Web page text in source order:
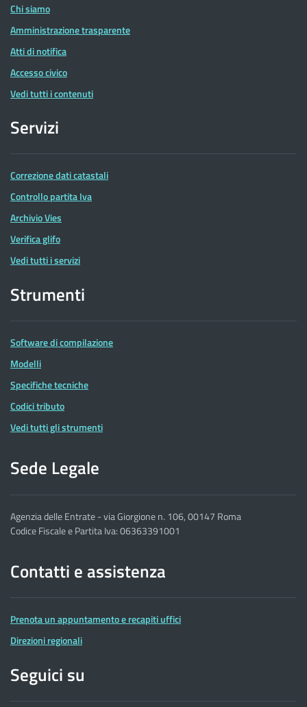
Chi siamo
Amministrazione trasparente
Atti di notifica
Accesso civico
Vedi tutti i contenuti
Servizi
Correzione dati catastali
Controllo partita Iva
Archivio Vies
Verifica glifo
Vedi tutti i servizi
Strumenti
Software di compilazione
Modelli
Specifiche tecniche
Codici tributo
Vedi tutti gli strumenti
Sede Legale
Agenzia delle Entrate - via Giorgione n. 106, 00147 Roma
Codice Fiscale e Partita Iva: 06363391001
Contatti e assistenza
Prenota un appuntamento e recapiti uffici
Direzioni regionali
Seguici su